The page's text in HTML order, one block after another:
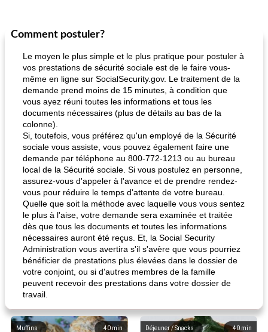
Comment postuler?
Le moyen le plus simple et le plus pratique pour postuler à
vos prestations de sécurité sociale est de le faire vous-
même en ligne sur SocialSecurity.gov. Le traitement de la
demande prend moins de 15 minutes, à condition que
vous ayez réuni toutes les informations et tous les
documents nécessaires (plus de détails au bas de la
colonne).
Si, toutefois, vous préférez qu'un employé de la Sécurité
sociale vous assiste, vous pouvez également faire une
demande par téléphone au 800-772-1213 ou au bureau
local de la Sécurité sociale. Si vous postulez en personne,
assurez-vous d'appeler à l'avance et de prendre rendez-
vous pour réduire le temps d'attente de votre bureau.
Quelle que soit la méthode avec laquelle vous vous sentez
le plus à l'aise, votre demande sera examinée et traitée
dès que tous les documents et toutes les informations
nécessaires auront été reçus. Et, la Social Security
Administration vous avertira s'il s'avère que vous pourriez
bénéficier de prestations plus élevées dans le dossier de
votre conjoint, ou si d'autres membres de la famille
peuvent recevoir des prestations dans votre dossier de
travail.
40 min
Muffins 40 min
Déjeuner / Snacks